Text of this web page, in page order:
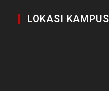
LOKASI KAMPUS